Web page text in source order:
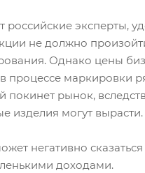
российские эксперты,
не должно
Однако цены
процессе маркировки
покинет рынок,
изделия могут вырасти.
негативно сказаться
доходами.